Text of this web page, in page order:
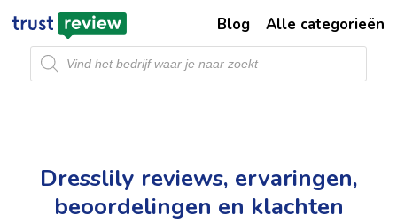
Producten
zoeken
Blog Alle categorieën
Dresslily reviews, ervaringen,
beoordelingen en klachten